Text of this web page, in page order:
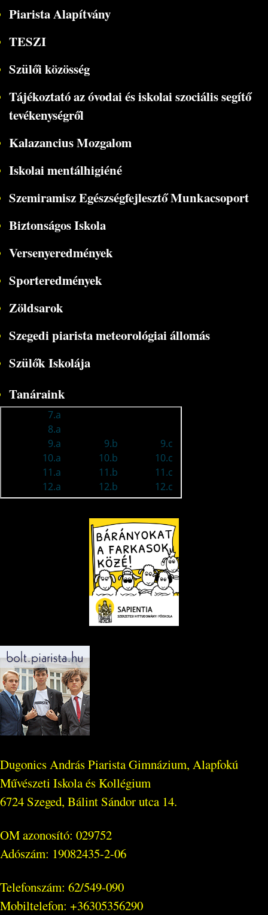
Piarista Alapítvány
TESZI
Szülői közösség
Tájékoztató az óvodai és iskolai szociális segítő
tevékenységről
Kalazancius Mozgalom
Iskolai mentálhigiéné
Szemiramisz Egészségfejlesztő Munkacsoport
Biztonságos Iskola
Versenyeredmények
Sporteredmények
Zöldsarok
Szegedi piarista meteorológiai állomás
Szülők Iskolája
Tanáraink
Dugonics András Piarista Gimnázium, Alapfokú
Művészeti Iskola és Kollégium
6724 Szeged, Bálint Sándor utca 14.
OM azonosító: 029752
Adószám: 19082435-2-06
Telefonszám: 62/549-090
Mobiltelefon: +36305356290